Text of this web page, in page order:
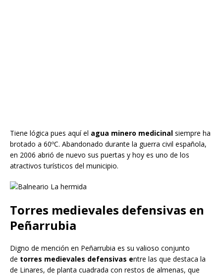
Tiene lógica pues aquí el agua minero medicinal siempre ha
brotado a 60ºC. Abandonado durante la guerra civil española,
en 2006 abrió de nuevo sus puertas y hoy es uno de los
atractivos turísticos del municipio.
Torres medievales defensivas en
Peñarrubia
Digno de mención en Peñarrubia es su valioso conjunto
de torres medievales defensivas entre las que destaca la
de Linares, de planta cuadrada con restos de almenas, que